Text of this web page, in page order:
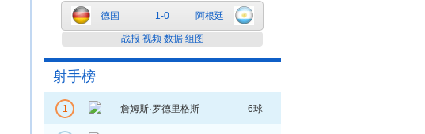
德国 1-0 阿根廷
战报 视频 数据 组图
射手榜
1 詹姆斯·罗德里格斯 6球